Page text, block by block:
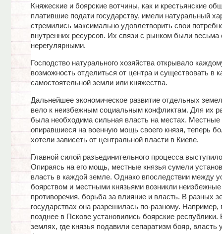
Княжеские и боярские вотчины, как и крестьянские
платившие подати государству, имели натуральный
стремились максимально удовлетворить свои
внутренних ресурсов. Их связи с рынком были
нерегулярными.
Господство натурального хозяйства открывало
возможность отделиться от центра и существовать в
самостоятельной земли или княжества.
Дальнейшее экономическое развитие отдельных
вело к неизбежным социальным конфликтам. Для их
была необходима сильная власть на местах. Местные
опиравшиеся на военную мощь своего князя, теперь
хотели зависеть от центральной власти в Киеве.
Главной силой разъединительного процесса
Опираясь на его мощь, местные князья сумели
власть в каждой земле. Однако впоследствии между
боярством и местными князьями возникли неизбежные
противоречия, борьба за влияние и власть. В разных
государствах она разрешилась по-разному. Например,
позднее в Пскове установились боярские республики.
землях, где князья подавили сепаратизм бояр, власть